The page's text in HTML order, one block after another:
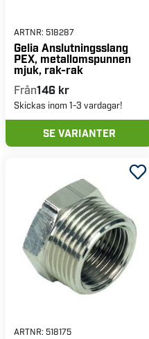
ARTNR: 518287
Gelia Anslutningsslang
PEX, metallomspunnen
mjuk, rak-rak
Från146 kr
Skickas inom 1-3 vardagar!
SE VARIANTER
ARTNR: 518175